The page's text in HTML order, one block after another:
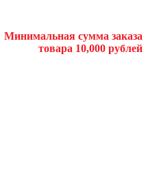
Минимальная сумма заказа
товара 10,000 рублей